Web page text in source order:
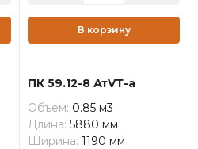
В корзину
ПК 59.12-8 АтVТ-а
Объем: 0.85 м3
Длина: 5880 мм
Ширина: 1190 мм